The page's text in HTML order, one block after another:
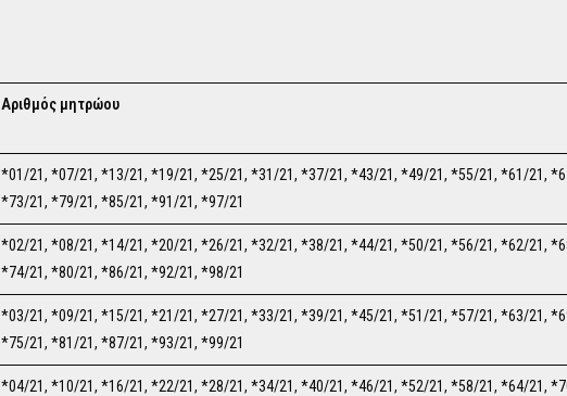
Αριθμός μητρώου
*01/21, *07/21, *13/21, *19/21, *25/21, *31/21, *37/21, *43/21, *49/21, *55/21, *61/21,
*73/21, *79/21, *85/21, *91/21, *97/21
*02/21, *08/21, *14/21, *20/21, *26/21, *32/21, *38/21, *44/21, *50/21, *56/21, *62/21,
*74/21, *80/21, *86/21, *92/21, *98/21
*03/21, *09/21, *15/21, *21/21, *27/21, *33/21, *39/21, *45/21, *51/21, *57/21, *63/21,
*75/21, *81/21, *87/21, *93/21, *99/21
*04/21, *10/21, *16/21, *22/21, *28/21, *34/21, *40/21, *46/21, *52/21, *58/21, *64/21,